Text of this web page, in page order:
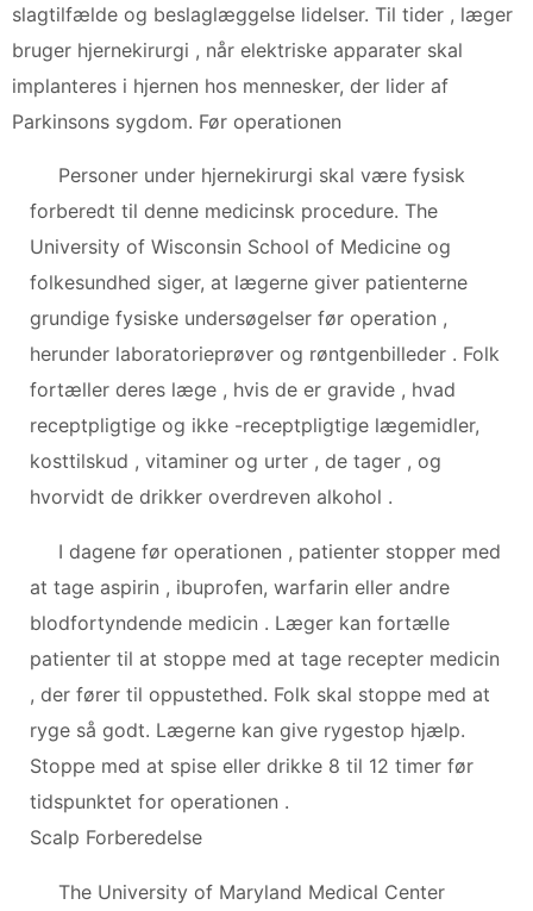
slagtilfælde og beslaglæggelse lidelser. Til tider , læger
bruger hjernekirurgi , når elektriske apparater skal
implanteres i hjernen hos mennesker, der lider af
Parkinsons sygdom. Før operationen
Personer under hjernekirurgi skal være fysisk
forberedt til denne medicinsk procedure. The
University of Wisconsin School of Medicine og
folkesundhed siger, at lægerne giver patienterne
grundige fysiske undersøgelser før operation ,
herunder laboratorieprøver og røntgenbilleder . Folk
fortæller deres læge , hvis de er gravide , hvad
receptpligtige og ikke -receptpligtige lægemidler,
kosttilskud , vitaminer og urter , de tager , og
hvorvidt de drikker overdreven alkohol .
I dagene før operationen , patienter stopper med
at tage aspirin , ibuprofen, warfarin eller andre
blodfortyndende medicin . Læger kan fortælle
patienter til at stoppe med at tage recepter medicin
, der fører til oppustethed. Folk skal stoppe med at
ryge så godt. Lægerne kan give rygestop hjælp.
Stoppe med at spise eller drikke 8 til 12 timer før
tidspunktet for operationen .
Scalp Forberedelse
The University of Maryland Medical Center